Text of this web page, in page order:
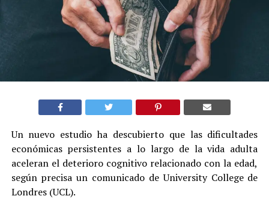
Un nuevo estudio ha descubierto que las dificultades
económicas persistentes a lo largo de la vida adulta
aceleran el deterioro cognitivo relacionado con la edad,
según precisa un comunicado de University College de
Londres (UCL).